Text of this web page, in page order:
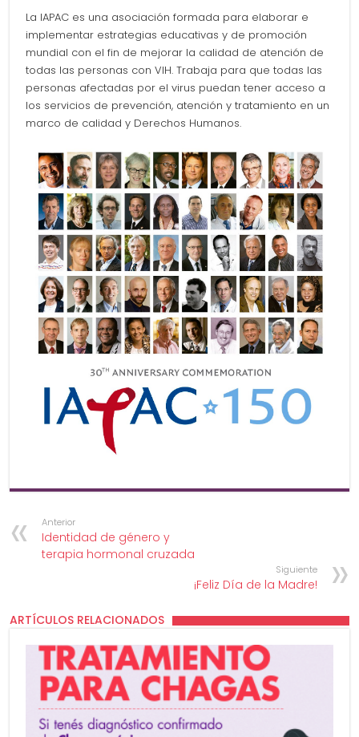
La IAPAC es una asociación formada para elaborar e
implementar estrategias educativas y de promoción
mundial con el fin de mejorar la calidad de atención de
todas las personas con VIH. Trabaja para que todas las
personas afectadas por el virus puedan tener acceso a
los servicios de prevención, atención y tratamiento en un
marco de calidad y Derechos Humanos.
Anterior
Identidad de género y
terapia hormonal cruzada
Siguiente
¡Feliz Día de la Madre!
ARTÍCULOS RELACIONADOS